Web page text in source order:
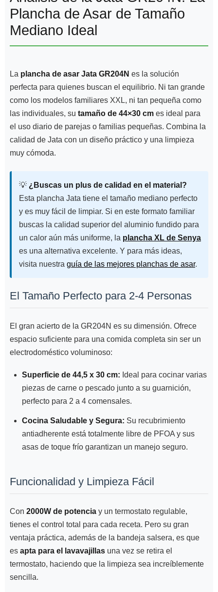
Plancha de Asar de Tamaño
Mediano Ideal
La plancha de asar Jata GR204N es la solución
perfecta para quienes buscan el equilibrio. Ni tan grande
como los modelos familiares XXL, ni tan pequeña como
las individuales, su tamaño de 44×30 cm es ideal para
el uso diario de parejas o familias pequeñas. Combina la
calidad de Jata con un diseño práctico y una limpieza
muy cómoda.
💡 ¿Buscas un plus de calidad en el material?
Esta plancha Jata tiene el tamaño mediano perfecto
y es muy fácil de limpiar. Si en este formato familiar
buscas la calidad superior del aluminio fundido para
un calor aún más uniforme, la plancha XL de Senya
es una alternativa excelente. Y para más ideas,
visita nuestra guía de las mejores planchas de asar.
El Tamaño Perfecto para 2-4 Personas
El gran acierto de la GR204N es su dimensión. Ofrece
espacio suficiente para una comida completa sin ser un
electrodoméstico voluminoso:
Superficie de 44,5 x 30 cm: Ideal para cocinar varias
piezas de carne o pescado junto a su guarnición,
perfecto para 2 a 4 comensales.
Cocina Saludable y Segura: Su recubrimiento
antiadherente está totalmente libre de PFOA y sus
asas de toque frío garantizan un manejo seguro.
Funcionalidad y Limpieza Fácil
Con 2000W de potencia y un termostato regulable,
tienes el control total para cada receta. Pero su gran
ventaja práctica, además de la bandeja salsera, es que
es apta para el lavavajillas una vez se retira el
termostato, haciendo que la limpieza sea increíblemente
sencilla.